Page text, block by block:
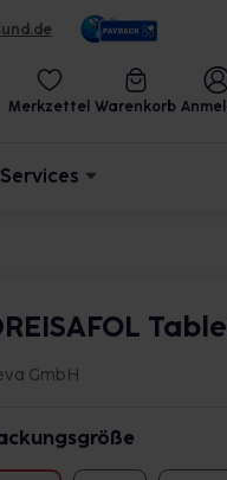
Merkzettel Warenkorb
GmbH